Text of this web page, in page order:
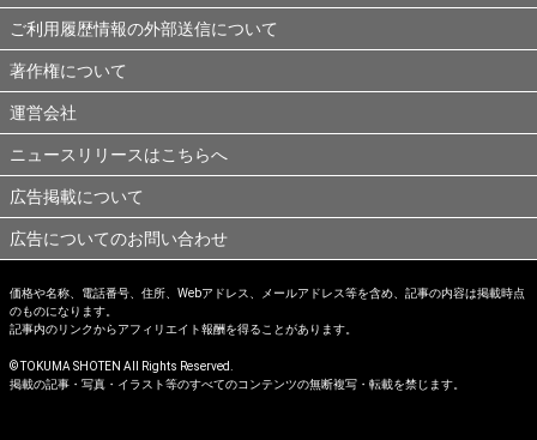
ご利用履歴情報の外部送信について
著作権について
運営会社
ニュースリリースはこちらへ
広告掲載について
広告についてのお問い合わせ
価格や名称、電話番号、住所、Webアドレス、メールアドレス等を含め、記事の内容は掲載時点
のものになります。
記事内のリンクからアフィリエイト報酬を得ることがあります。
© TOKUMA SHOTEN All Rights Reserved.
掲載の記事・写真・イラスト等のすべてのコンテンツの無断複写・転載を禁じます。